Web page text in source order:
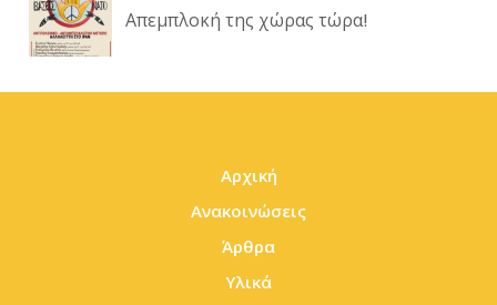
Απεμπλοκή της χώρας τώρα!
Αρχική
Ανακοινώσεις
Άρθρα
Υλικά